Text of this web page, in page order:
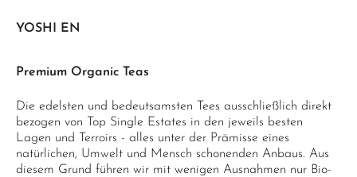
YOSHI EN
Premium Organic Teas
Die edelsten und bedeutsamsten Tees ausschließlich direkt
bezogen von Top Single Estates in den jeweils besten
Lagen und Terroirs - alles unter der Prämisse eines
natürlichen, Umwelt und Mensch schonenden Anbaus. Aus
diesem Grund führen wir mit wenigen Ausnahmen nur Bio-